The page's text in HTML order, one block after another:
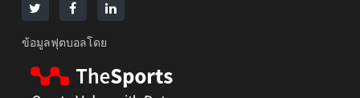
ข้อมูลฟุตบอลโดย